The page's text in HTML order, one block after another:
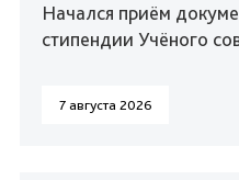
Начался приём
стипендии Учёного
7 августа 2026